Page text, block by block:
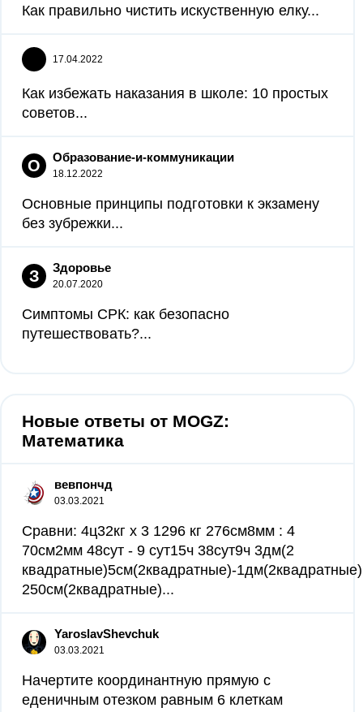
Как правильно чистить искуственную елку...
17.04.2022
Как избежать наказания в школе: 10 простых
советов...
О Образование-и-коммуникации
18.12.2022
Основные принципы подготовки к экзамену
без зубрежки...
З Здоровье
20.07.2020
Симптомы СРК: как безопасно
путешествовать?...
Новые ответы от MOGZ:
Математика
вевпончд
03.03.2021
Сравни: 4ц32кг х 3 1296 кг 276см8мм : 4
70см2мм 48сут - 9 сут15ч 38сут9ч 3дм(2
квадратные)5см(2квадратные)-1дм(2квадратные)
250см(2квадратные)...
YaroslavShevchuk
03.03.2021
Начертите координантную прямую с
еденичным отезком равным 6 клеткам